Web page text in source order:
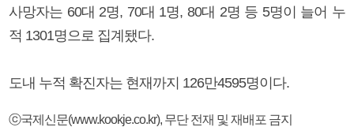
사망자는 60대 2명, 70대 1명, 80대 2명 등 5명이 늘어 누
적 1301명으로 집계됐다.
도내 누적 확진자는 현재까지 126만4595명이다.
ⓒ국제신문(www.kookje.co.kr), 무단 전재 및 재배포 금지